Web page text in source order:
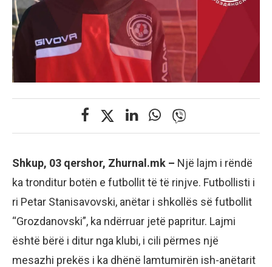
Shkup, 03 qershor, Zhurnal.mk – Një lajm i rëndë
ka tronditur botën e futbollit të të rinjve. Futbollisti i
ri Petar Stanisavovski, anëtar i shkollës së futbollit
“Grozdanovski”, ka ndërruar jetë papritur. Lajmi
është bërë i ditur nga klubi, i cili përmes një
mesazhi prekës i ka dhënë lamtumirën ish-anëtarit